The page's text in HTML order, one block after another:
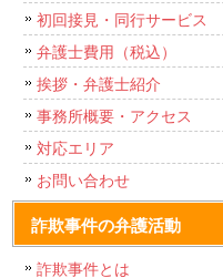
初回接見・同行サービス
弁護士費用（税込）
挨拶・弁護士紹介
事務所概要・アクセス
対応エリア
お問い合わせ
詐欺事件の弁護活動
詐欺事件とは